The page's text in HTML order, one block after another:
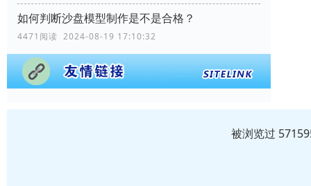
如何判断沙盘模型制作是不是合格？
4471阅读 2024-08-19 17:10:32
被浏览过